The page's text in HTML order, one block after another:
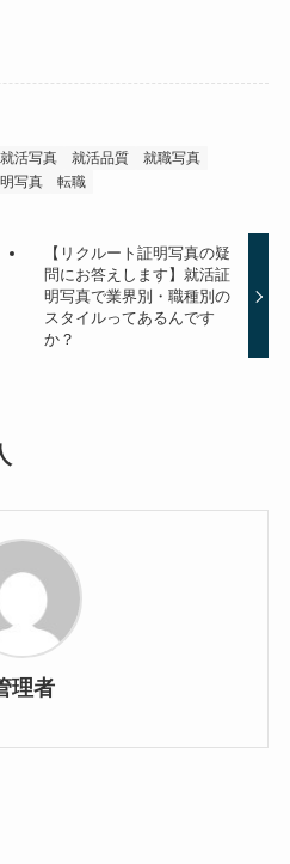
就活写真 就活品質
就職写真
写真 転職
【リクルート証明写真の疑
問にお答えします】就活証
明写真で業界別・職種別の
スタイルってあるんです
か？
理者